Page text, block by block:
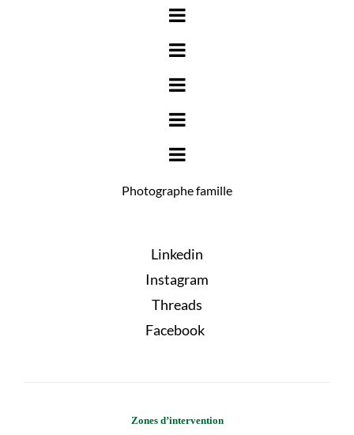
Photographe famille
Linkedin
Instagram
Threads
Facebook
Zones d’intervention